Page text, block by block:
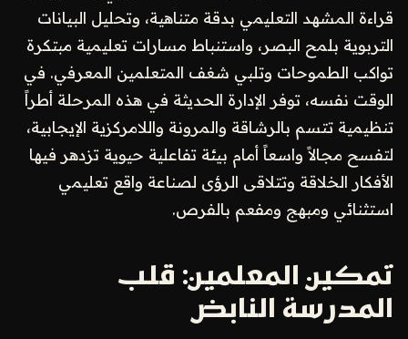
قراءة المشهد التعليمي بدقة متناهية، وتحليل البيانات
التربوية بلمح البصر، واستنباط مسارات تعليمية مبتكرة
تواكب الطموحات وتلبي شغف المتعلمين المعرفي. في
الوقت نفسه، توفر الإدارة الحديثة في هذه المرحلة أطراً
تنظيمية تتسم بالرشاقة والمرونة واللامركزية الإيجابية،
لتفسح مجالاً واسعاً أمام بيئة تفاعلية حيوية تزدهر فيها
الأفكار الخلاقة وتتلاقى الرؤى لصناعة واقع تعليمي
استثنائي ومبهج ومفعم بالفرص.
تمكين المعلمين: قلب
المدرسة النابض